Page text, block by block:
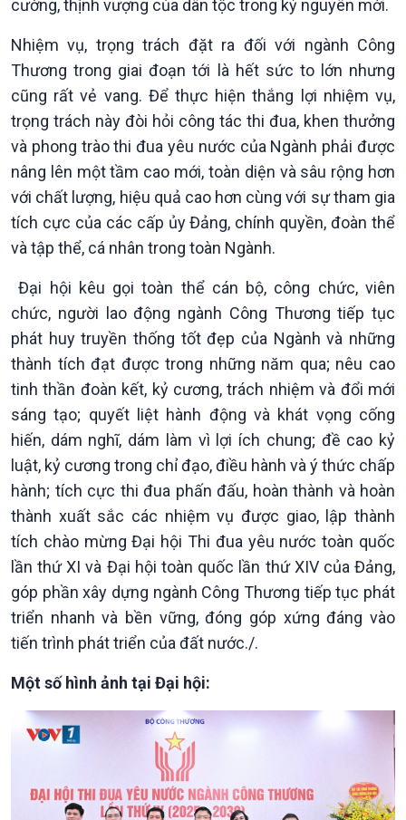
Văn hoá & Du lịch
Tin Văn hoá & Du lịch
Chát với người nổi tiếng
Câu chuyện Thể thao
Multimedia
Ảnh
Video
Infographic
E-Magazine
cường, thịnh vượng của dân tộc trong kỷ nguyên mới.
Nhiệm vụ, trọng trách đặt ra đối với ngành Công
Thương trong giai đoạn tới là hết sức to lớn nhưng
cũng rất vẻ vang. Để thực hiện thắng lợi nhiệm vụ,
trọng trách này đòi hỏi công tác thi đua, khen thưởng
và phong trào thi đua yêu nước của Ngành phải được
nâng lên một tầm cao mới, toàn diện và sâu rộng hơn
với chất lượng, hiệu quả cao hơn cùng với sự tham gia
tích cực của các cấp ủy Đảng, chính quyền, đoàn thể
và tập thể, cá nhân trong toàn Ngành.
Đại hội kêu gọi toàn thể cán bộ, công chức, viên
chức, người lao động ngành Công Thương tiếp tục
phát huy truyền thống tốt đẹp của Ngành và những
thành tích đạt được trong những năm qua; nêu cao
tinh thần đoàn kết, kỷ cương, trách nhiệm và đổi mới
sáng tạo; quyết liệt hành động và khát vọng cống
hiến, dám nghĩ, dám làm vì lợi ích chung; đề cao kỷ
luật, kỷ cương trong chỉ đạo, điều hành và ý thức chấp
hành; tích cực thi đua phấn đấu, hoàn thành và hoàn
thành xuất sắc các nhiệm vụ được giao, lập thành
tích chào mừng Đại hội Thi đua yêu nước toàn quốc
lần thứ XI và Đại hội toàn quốc lần thứ XIV của Đảng,
góp phần xây dựng ngành Công Thương tiếp tục phát
triển nhanh và bền vững, đóng góp xứng đáng vào
tiến trình phát triển của đất nước./.
Một số hình ảnh tại Đại hội: